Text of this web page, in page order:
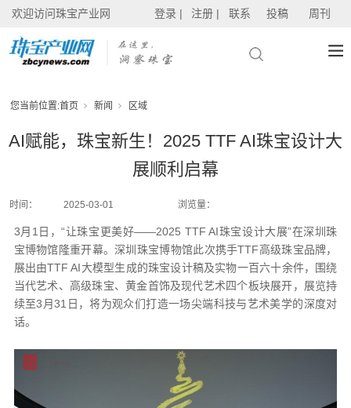
欢迎访问珠宝产业网 登录 | 注册 | 联系 投稿 周刊
您当前位置:首页 新闻 区域
AI赋能，珠宝新生！2025 TTF AI珠宝设计大
展顺利启幕
时间： 2025-03-01 浏览量：
3月1日，“让珠宝更美好——2025 TTF AI珠宝设计大展”在深圳珠
宝博物馆隆重开幕。深圳珠宝博物馆此次携手TTF高级珠宝品牌，
展出由TTF AI大模型生成的珠宝设计稿及实物一百六十余件，围绕
当代艺术、高级珠宝、黄金首饰及现代艺术四个板块展开，展览持
续至3月31日，将为观众们打造一场尖端科技与艺术美学的深度对
话。